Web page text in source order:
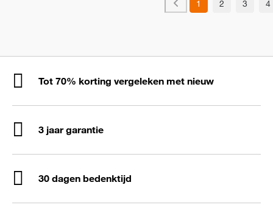
1 2 3 4
Tot 70% korting vergeleken met nieuw
3 jaar garantie
30 dagen bedenktijd